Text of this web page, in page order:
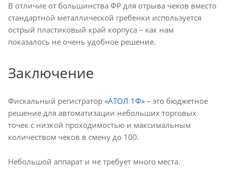
В отличие от большинства ФР для отрыва чеков вместо
стандартной металлической гребенки используется
острый пластиковый край корпуса – как нам
показалось не очень удобное решение.
Заключение
Фискальный регистратор «АТОЛ 1Ф» – это бюджетное
решение для автоматизации небольших торговых
точек с низкой проходимостью и максимальным
количеством чеков в смену до 100.
Небольшой аппарат и не требует много места.